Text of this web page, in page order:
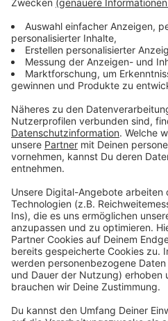
©Norbert Jeub
Prinzessin Colette I. mit dem
Bürgermeister Reichelt ist als
Anzeige
© Norbert Jeub
Brachte auch Farbe ins
Anzeige
In anderen Orten wurden die
Mechernich, Kall,
Nettersheim gab es den
Zingsheimer Dorfsaal.